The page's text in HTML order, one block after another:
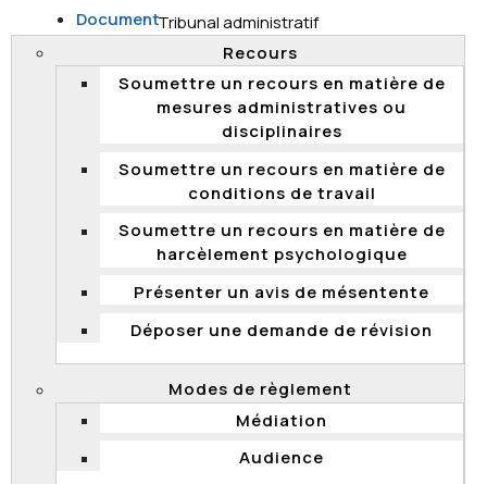
Tribunal administratif
Recours
Soumettre un recours en matière de
mesures administratives ou
disciplinaires
Soumettre un recours en matière de
conditions de travail
Soumettre un recours en matière de
harcèlement psychologique
Présenter un avis de mésentente
Déposer une demande de révision
Modes de règlement
Médiation
Audience
Document
2026
Objet de la demande : Tout document concernant
l’utilisation de sites pornographiques par le
personnel de la Commission, pour la période du
janvier 2023 à aujourd’hui, et les dépenses
annuelles totales de mouchoirs en papier pour
Date de transmission : 5 février 2026
Date de diffusion : 5 février 2026
Documents transmis
Décision
Document